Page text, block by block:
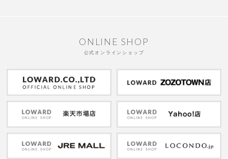
ONLINE SHOP
公式オンラインショップ